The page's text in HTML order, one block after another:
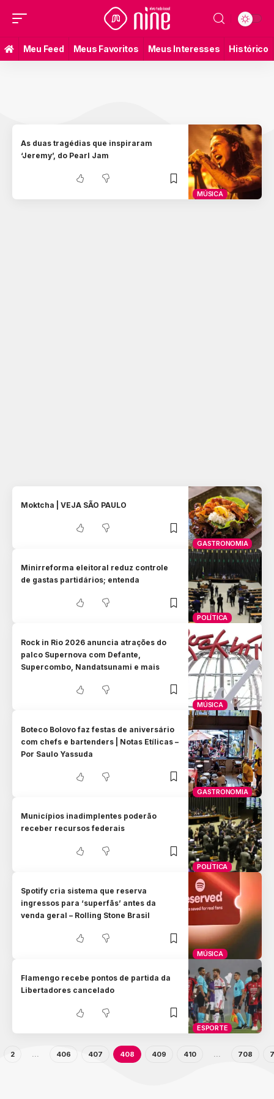
Meu Feed Meus Favoritos Meus Interesses Histórico
MÚSICA
As duas tragédias que inspiraram
‘Jeremy’, do Pearl Jam
GASTRONOMIA
Moktcha | VEJA SÃO PAULO
POLÍTICA
Minirreforma eleitoral reduz controle
de gastas partidários; entenda
MÚSICA
Rock in Rio 2026 anuncia atrações do
palco Supernova com Defante,
Supercombo, Nandatsunami e mais
GASTRONOMIA
Boteco Bolovo faz festas de aniversário
com chefs e bartenders | Notas Etílicas –
Por Saulo Yassuda
POLÍTICA
Municípios inadimplentes poderão
receber recursos federais
MÚSICA
Spotify cria sistema que reserva
ingressos para ‘superfãs’ antes da
venda geral – Rolling Stone Brasil
ESPORTE
Flamengo recebe pontos de partida da
Libertadores cancelado
2 … 406 407 408 409 410 … 708